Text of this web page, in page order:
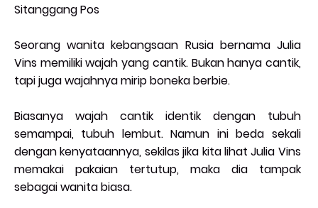
Sitanggang Pos
Seorang wanita kebangsaan Rusia bernama Julia
Vins memiliki wajah yang cantik. Bukan hanya cantik,
tapi juga wajahnya mirip boneka berbie.
Biasanya wajah cantik identik dengan tubuh
semampai, tubuh lembut. Namun ini beda sekali
dengan kenyataannya, sekilas jika kita lihat Julia Vins
memakai pakaian tertutup, maka dia tampak
sebagai wanita biasa.